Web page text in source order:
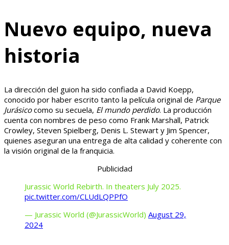
Nuevo equipo, nueva
historia
La dirección del guion ha sido confiada a David Koepp,
conocido por haber escrito tanto la película original de Parque
Jurásicocomo su secuela, El mundo perdido. La producción
cuenta con nombres de peso como Frank Marshall, Patrick
Crowley, Steven Spielberg, Denis L. Stewart y Jim Spencer,
quienes aseguran una entrega de alta calidad y coherente con
la visión original de la franquicia.
Publicidad
Jurassic World Rebirth. In theaters July 2025.
pic.twitter.com/CLUdLQPPfO
— Jurassic World (@JurassicWorld) August 29,
2024